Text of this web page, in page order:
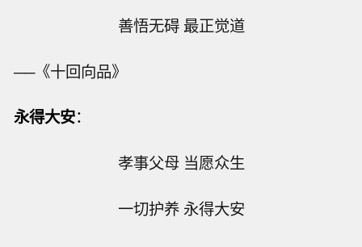
善悟无碍 最正觉道
──《十回向品》
永得大安：
孝事父母 当愿众生
一切护养 永得大安